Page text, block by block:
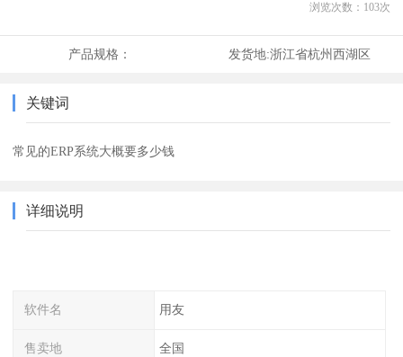
浏览次数： 103次
产品规格： 发货地:浙江省杭州西湖区
关键词
常见的ERP系统大概要多少钱
详细说明
软件名 用友
售卖地 全国